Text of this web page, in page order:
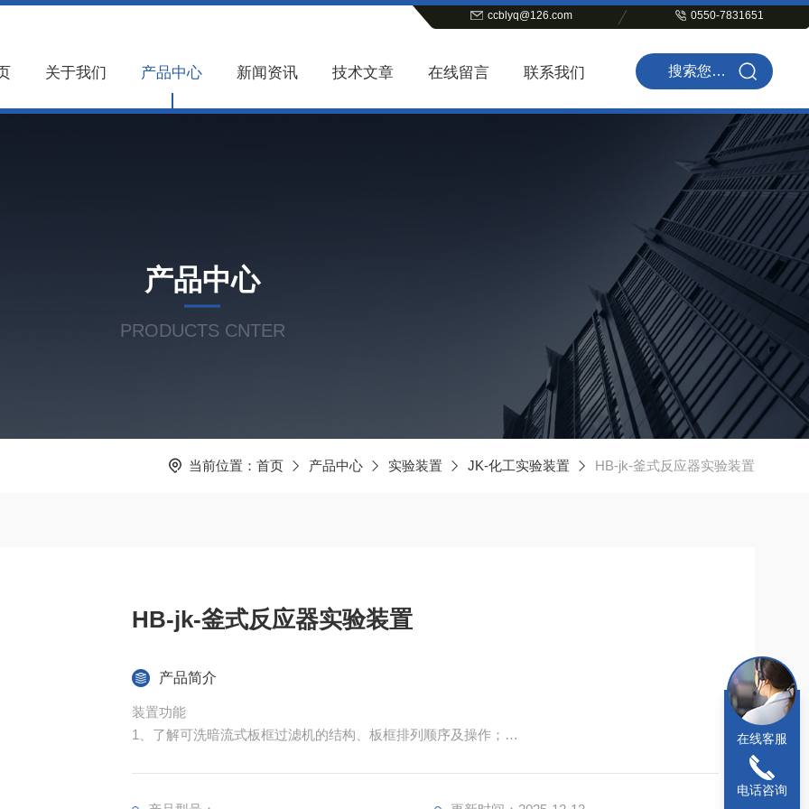
ccblyq@126.com 0550-7831651
关于我们 产品中心 新闻资讯 技术文章 在线留言 联系我们
产品中心
PRODUCTS CNTER
当前位置： 首页 产品中心 实验装置 JK-化工实验装置 HB-jk-釜式反应器实验装置
HB-jk-釜式反应器实验装置
产品简介
装置功能
1、了解可洗暗流式板框过滤机的结构、板框排列顺序及操作；
4、学习洗涤速率测定方法及操作；
在线客服
电话咨询